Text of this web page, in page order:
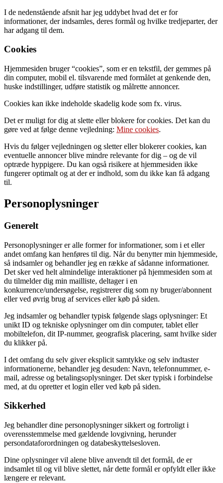
I de nedenstående afsnit har jeg uddybet hvad det er for
informationer, der indsamles, deres formål og hvilke tredjeparter, der
har adgang til dem.
Cookies
Hjemmesiden bruger “cookies”, som er en tekstfil, der gemmes på
din computer, mobil el. tilsvarende med formålet at genkende den,
huske indstillinger, udføre statistik og målrette annoncer.
Cookies kan ikke indeholde skadelig kode som fx. virus.
Det er muligt for dig at slette eller blokere for cookies. Det kan du
gøre ved at følge denne vejledning: Mine cookies.
Hvis du følger vejledningen og sletter eller blokerer cookies, kan
eventuelle annoncer blive mindre relevante for dig – og de vil
optræde hyppigere. Du kan også risikere at hjemmesiden ikke
fungerer optimalt og at der er indhold, som du ikke kan få adgang
til.
Personoplysninger
Generelt
Personoplysninger er alle former for informationer, som i et eller
andet omfang kan henføres til dig. Når du benytter min hjemmeside,
så indsamler og behandler jeg en række af sådanne informationer.
Det sker ved helt almindelige interaktioner på hjemmesiden som at
du tilmelder dig min mailliste, deltager i en
konkurrence/undersøgelse, registrerer dig som ny bruger/abonnent
eller ved øvrig brug af services eller køb på siden.
Jeg indsamler og behandler typisk følgende slags oplysninger: Et
unikt ID og tekniske oplysninger om din computer, tablet eller
mobiltelefon, dit IP-nummer, geografisk placering, samt hvilke sider
du klikker på.
I det omfang du selv giver eksplicit samtykke og selv indtaster
informationerne, behandler jeg desuden: Navn, telefonnummer, e-
mail, adresse og betalingsoplysninger. Det sker typisk i forbindelse
med, at du opretter et login eller ved køb på siden.
Sikkerhed
Jeg behandler dine personoplysninger sikkert og fortroligt i
overensstemmelse med gældende lovgivning, herunder
persondataforordningen og databeskyttelsesloven.
Dine oplysninger vil alene blive anvendt til det formål, de er
indsamlet til og vil blive slettet, når dette formål er opfyldt eller ikke
længere er relevant.